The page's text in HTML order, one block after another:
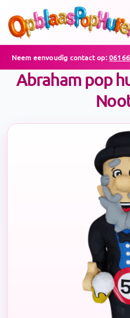
Neem eenvoudig contact op:
Abraham pop